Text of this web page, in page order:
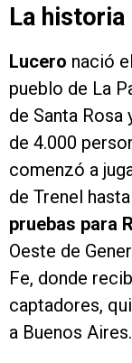
La
Lucero nació
pueblo de La
de Santa Rosa
de 4.000
comenzó a
de Trenel
pruebas para
Oeste de
Fe, donde
captadores,
a Buenos Aires.